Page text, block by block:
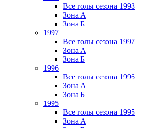
Все голы сезона 1998
Зона А
Зона Б
1997
Все голы сезона 1997
Зона А
Зона Б
1996
Все голы сезона 1996
Зона А
Зона Б
1995
Все голы сезона 1995
Зона А